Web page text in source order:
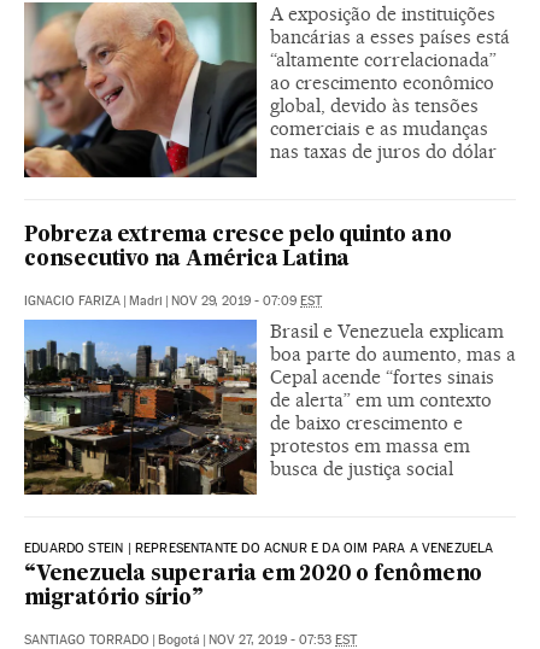
A exposição de instituições
bancárias a esses países está
“altamente correlacionada”
ao crescimento econômico
global, devido às tensões
comerciais e as mudanças
nas taxas de juros do dólar
Pobreza extrema cresce pelo quinto ano
consecutivo na América Latina
IGNACIO FARIZA | Madri | NOV 29, 2019 - 07:09 EST
Brasil e Venezuela explicam
boa parte do aumento, mas a
Cepal acende “fortes sinais
de alerta” em um contexto
de baixo crescimento e
protestos em massa em
busca de justiça social
EDUARDO STEIN | REPRESENTANTE DO ACNUR E DA OIM PARA A VENEZUELA
“Venezuela superaria em 2020 o fenômeno
migratório sírio”
SANTIAGO TORRADO | Bogotá | NOV 27, 2019 - 07:53 EST